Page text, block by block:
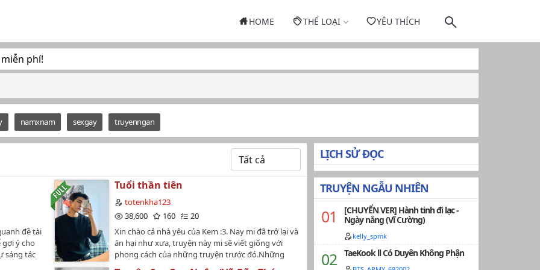
HOME THỂ LOẠI YÊU THÍCH
phí!
namxnam sexgay truyenngan
đề tài
ý cho
sáng tác
Tuổi thần tiên
totenkha123
38,600
160
20
Xin chào cả nhà yêu của Kem :3. Nay mi đã trở lại và
ăn hại như xưa, truyện này mi sẽ viết giống với
phong cách của những truyện trước đó.Những
hình ảnh minh họa trong truyện do mình tự vẽ
LỊCH SỬ ĐỌC
TRUYỆN NGẪU NHIÊN
[CHUYỂN VER] Hành tinh đi lạc -
Ngày nắng (Vĩ Cường)
kelly_spmk
TaeKook ll Có Duyên Không Phận